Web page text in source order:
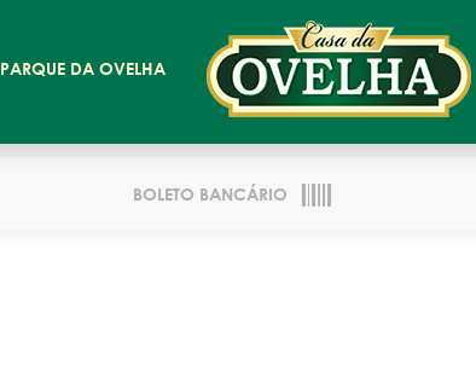
PARQUE DA OVELHA
BOLETO BANCÁRIO